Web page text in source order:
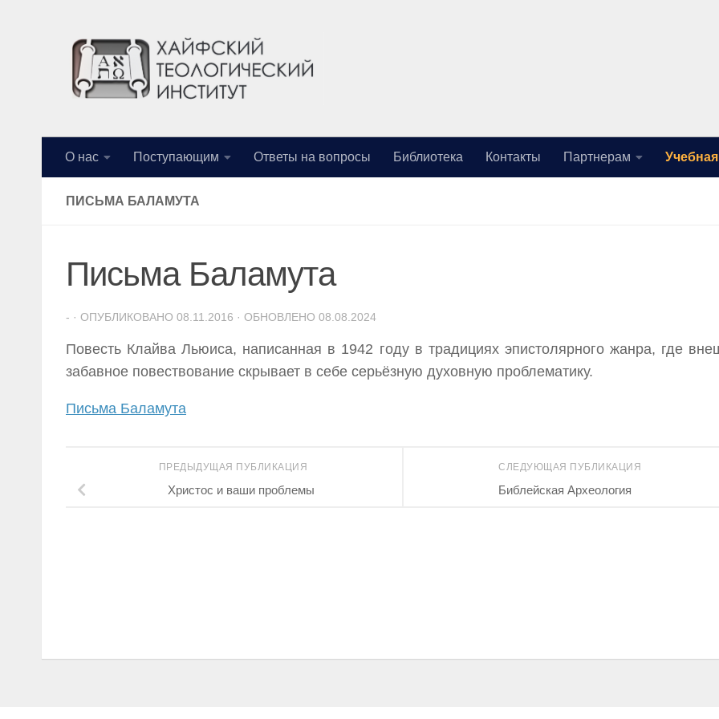
О нас Поступающим Ответы на вопросы Библиотека Контакты Партнерам
ПИСЬМА БАЛАМУТА
Письма Баламута
- · ОПУБЛИКОВАНО 08.11.2016 · ОБНОВЛЕНО 08.08.2024
Повесть Клайва Льюиса, написанная в 1942 году в традициях эпистолярного жанра, где
забавное повествование скрывает в себе серьёзную духовную проблематику.
Письма Баламута
СЛЕДУЮЩАЯ ПУБЛИКАЦИЯ
Библейская Археология
ПРЕДЫДУЩАЯ ПУБЛИКАЦИЯ
Христос и ваши проблемы